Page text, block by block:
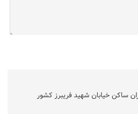
ساکن خیابان شهید فریبرز کشور